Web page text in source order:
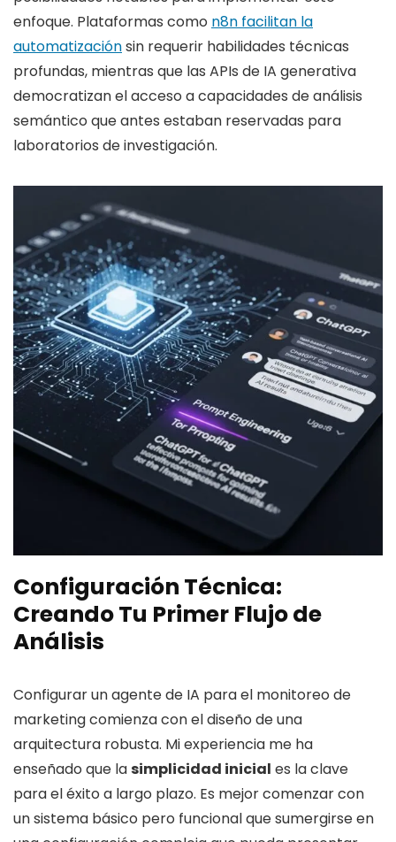
enfoque. Plataformas como n8n facilitan la
automatizaciónsin requerir habilidades técnicas
profundas, mientras que las APIs de IA generativa
democratizan el acceso a capacidades de análisis
semántico que antes estaban reservadas para
laboratorios de investigación.
Configuración Técnica:
Creando Tu Primer Flujo de
Análisis
Configurar un agente de IA para el monitoreo de
marketing comienza con el diseño de una
arquitectura robusta. Mi experiencia me ha
enseñado que lasimplicidad inicial es la clave
para el éxito a largo plazo. Es mejor comenzar con
un sistema básico pero funcional que sumergirse en